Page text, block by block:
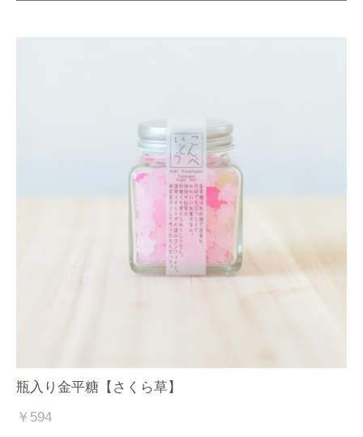
瓶入り金平糖【さくら草】
￥594